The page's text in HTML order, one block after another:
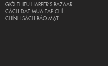
GIỚI THIỆU HARPER’S BAZAAR
CÁCH ĐẶT MUA TẠP CHÍ
CHÍNH SÁCH BẢO MẬT